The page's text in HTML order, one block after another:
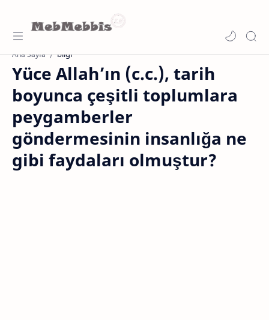
Ana Sayfa bilgi
Yüce Allah’ın (c.c.), tarih
boyunca çeşitli toplumlara
peygamberler
göndermesinin insanlığa ne
gibi faydaları olmuştur?